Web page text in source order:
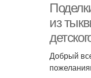
из
Добрый